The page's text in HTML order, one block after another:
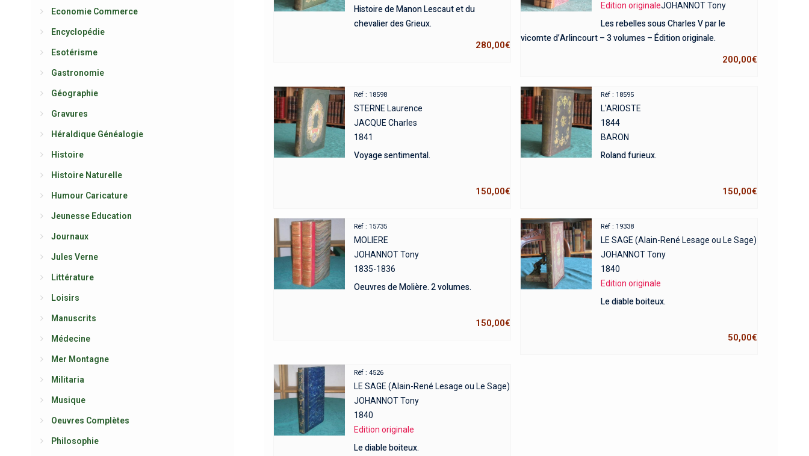
Histoire de Manon Lescaut et du
chevalier des Grieux.
280,00€
Edition originaleJOHANNOT Tony
Les rebelles sous Charles V par le
vicomte d’Arlincourt – 3 volumes – Édition originale.
200,00€
Réf : 18598
STERNE Laurence
JACQUE Charles
1841
Voyage sentimental.
150,00€
Réf : 18595
L'ARIOSTE
1844
BARON
Roland furieux.
150,00€
Réf : 15735
MOLIERE
JOHANNOT Tony
1835-1836
Oeuvres de Molière. 2 volumes.
150,00€
Réf : 19338
LE SAGE (Alain-René Lesage ou Le Sage)
JOHANNOT Tony
1840
Edition originale
Le diable boiteux.
50,00€
Réf : 4526
LE SAGE (Alain-René Lesage ou Le Sage)
JOHANNOT Tony
1840
Edition originale
Le diable boiteux.
Economie Commerce
Encyclopédie
Esotérisme
Gastronomie
Géographie
Gravures
Héraldique Généalogie
Histoire
Histoire Naturelle
Humour Caricature
Jeunesse Education
Journaux
Jules Verne
Littérature
Loisirs
Manuscrits
Médecine
Mer Montagne
Militaria
Musique
Oeuvres Complètes
Philosophie